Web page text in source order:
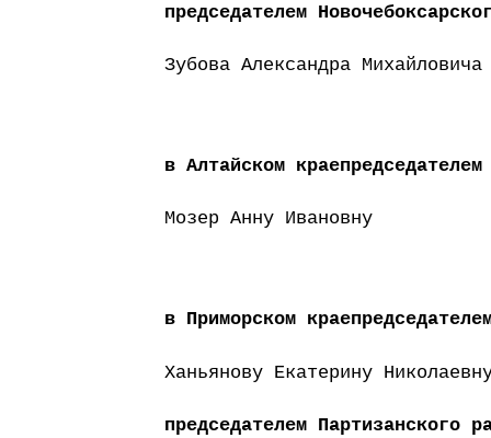
председателем
Зубова Александра Михайловича
в Алтайском
Мозер Анну Ивановну
в Приморском
Ханьянову Екатерину
председателем Партизанского